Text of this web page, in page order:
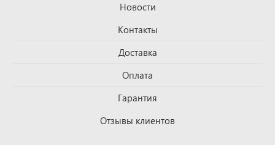
Новости
Контакты
Доставка
Оплата
Гарантия
Отзывы клиентов